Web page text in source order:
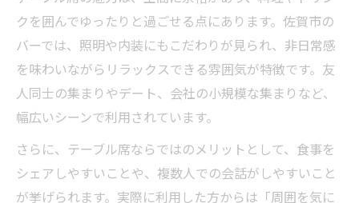
クを囲んでゆったりと過ごせる点にあります。佐賀市の
バーでは、照明や内装にもこだわりが見られ、非日常感
を味わいながらリラックスできる雰囲気が特徴です。友
人同士の集まりやデート、会社の小規模な集まりなど、
幅広いシーンで利用されています。
さらに、テーブル席ならではのメリットとして、食事を
シェアしやすいことや、複数人での会話がしやすいこと
が挙げられます。実際に利用した方からは「周囲を気に